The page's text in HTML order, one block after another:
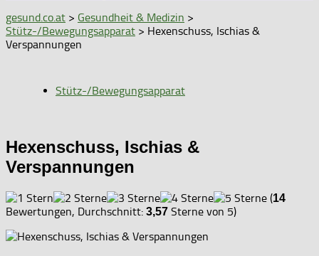
gesund.co.at > Gesundheit & Medizin >
Stütz-/Bewegungsapparat > Hexenschuss, Ischias &
Verspannungen
Stütz-/Bewegungsapparat
Hexenschuss, Ischias &
Verspannungen
(14
Bewertungen, Durchschnitt: 3,57 Sterne von 5)